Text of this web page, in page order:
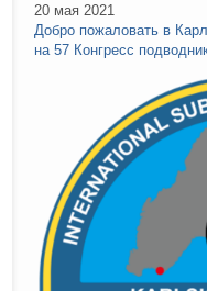
20 мая 2021
Добро пожаловать в
на 57 Конгресс